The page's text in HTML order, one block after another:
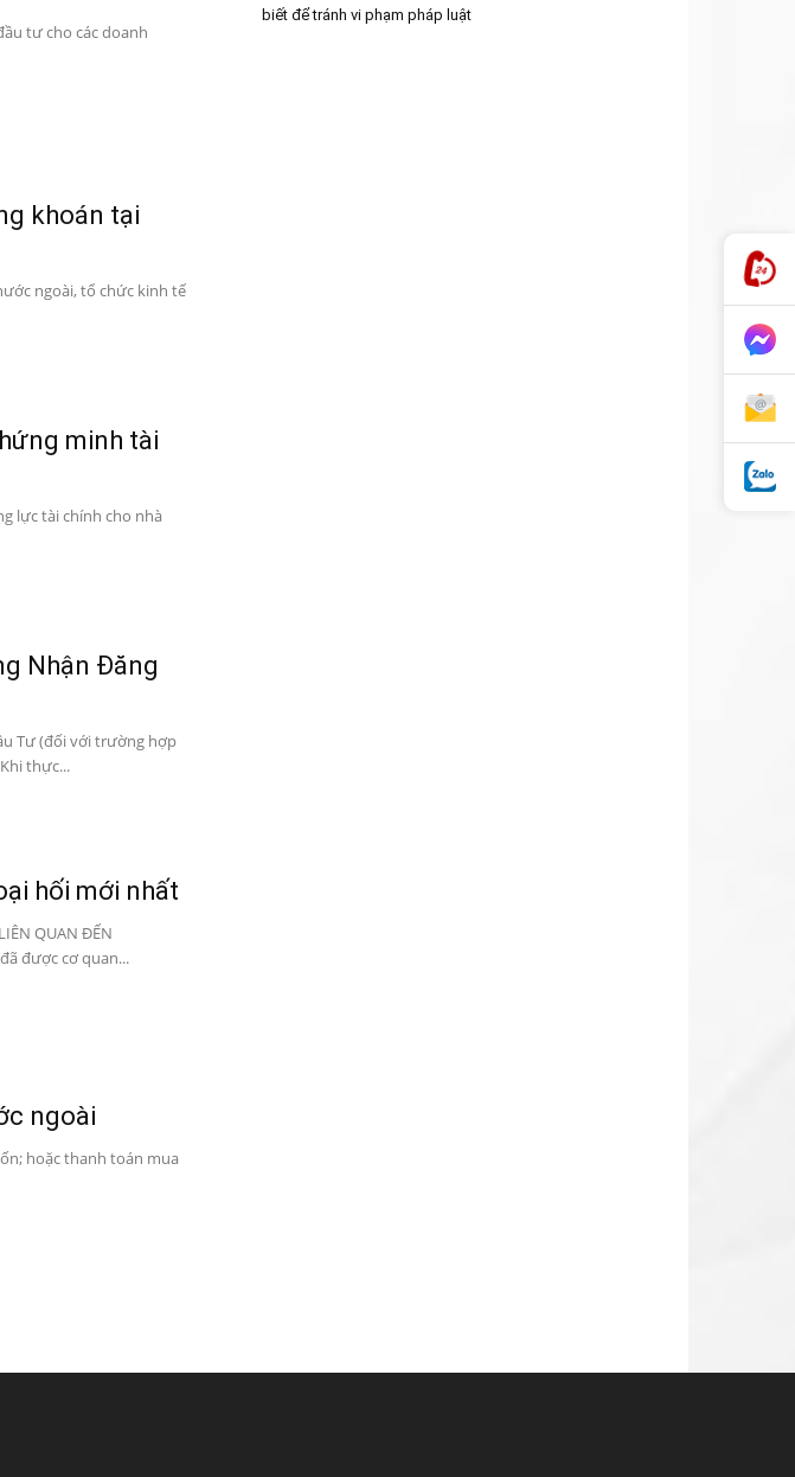
tư cho các doanh
khoán tại
ngoài, tổ chức kinh tế
minh tài
lực tài chính cho nhà
Nhận Đăng
Tư (đối với trường hợp
thực...
hối mới nhất
QUAN ĐẾN
được cơ quan...
ngoài
hoặc thanh toán mua
biết để tránh vi phạm pháp luật